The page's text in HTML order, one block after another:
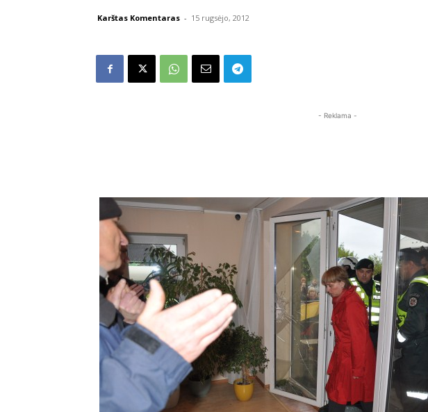
Karštas Komentaras - 15 rugsėjo, 2012
- Reklama -